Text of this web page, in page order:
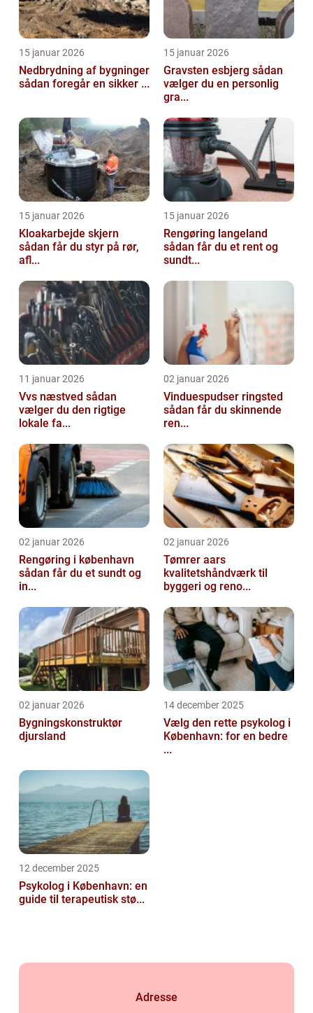
15 januar 2026
Nedbrydning af bygninger
sådan foregår en sikker ...
15 januar 2026
Gravsten esbjerg sådan
vælger du en personlig
gra...
15 januar 2026
Kloakarbejde skjern
sådan får du styr på rør,
afl...
15 januar 2026
Rengøring langeland
sådan får du et rent og
sundt...
11 januar 2026
Vvs næstved sådan
vælger du den rigtige
lokale fa...
02 januar 2026
Vinduespudser ringsted
sådan får du skinnende
ren...
02 januar 2026
Rengøring i københavn
sådan får du et sundt og
in...
02 januar 2026
Tømrer aars
kvalitetshåndværk til
byggeri og reno...
02 januar 2026
Bygningskonstruktør
djursland
14 december 2025
Vælg den rette psykolog i
København: for en bedre
...
12 december 2025
Psykolog i København: en
guide til terapeutisk stø...
Adresse